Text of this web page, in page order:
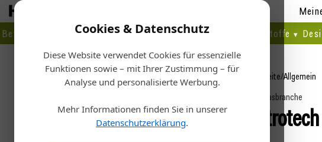
Cookies & Datenschutz
Diese Website verwendet Cookies für essenzielle
Funktionen sowie – mit Ihrer Zustimmung – für
Analyse und personalisierte Werbung.
Mehr Informationen finden Sie in unserer
Datenschutzerklärung.
Betrieb
Planen Bauen Fertigen Bau- + Werkstoffe
Startseite/Allgemein
Glasbranche
Neue CEO für